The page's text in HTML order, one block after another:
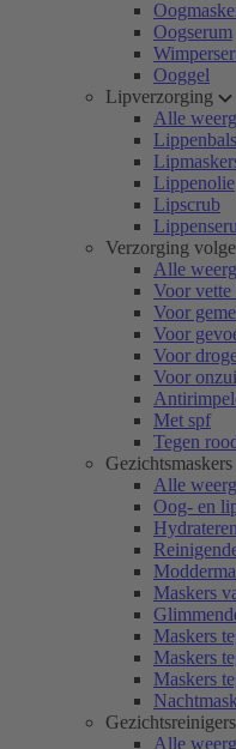
Oogserum
Ooggel
Lipverzorging
Alle
Lippenolie
Lipscrub
Verzorging
Alle
Voor vette
Voor
Voor
Voor
Voor
Met spf
Tegen
Gezichtsmaskers
Alle
Oog- en
Maskers
Maskers
Maskers
Maskers
Gezichtsreinigers
Alle